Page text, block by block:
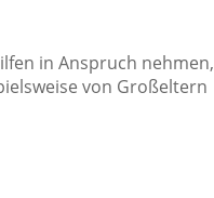
in Anspruch nehmen,
von Großeltern